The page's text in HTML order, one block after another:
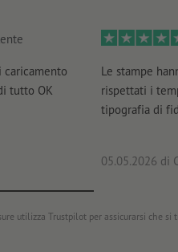
caricamento
tutto OK
Le stampe
rispettati i
tipografia di
05.05.2026 di
utilizza Trustpilot per assicurarsi che si